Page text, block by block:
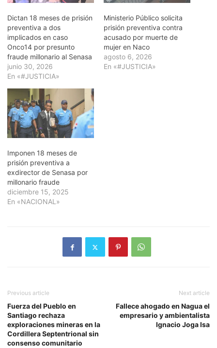
Dictan 18 meses de prisión
preventiva a dos
implicados en caso
Onco14 por presunto
fraude millonario al Senasa
junio 30, 2026
En «#JUSTICIA»
Ministerio Público solicita
prisión preventiva contra
acusado por muerte de
mujer en Naco
agosto 6, 2026
En «#JUSTICIA»
Imponen 18 meses de
prisión preventiva a
exdirector de Senasa por
millonario fraude
diciembre 15, 2025
En «NACIONAL»
Previous article
Fuerza del Pueblo en
Santiago rechaza
exploraciones mineras en la
Cordillera Septentrional sin
consenso comunitario
Next article
Fallece ahogado en Nagua el
empresario y ambientalista
Ignacio Joga Isa